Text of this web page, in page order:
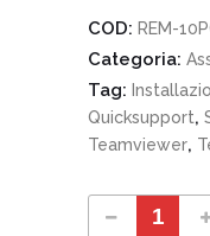
COD: REM-
Categoria:
Tag:
Quicksupport,
Teamviewer,
Installazione Remota 10 pc quantity